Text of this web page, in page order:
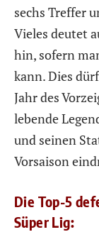
sechs Treffer
Vieles deutet
hin, sofern
kann. Dies
Jahr des
lebende
und seinen
Vorsaison
Die Top-5
Süper Lig: